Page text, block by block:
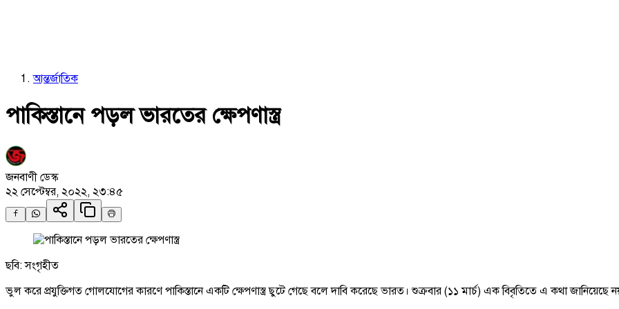
আন্তর্জাতিক
পাকিস্তানে পড়ল ভারতের ক্ষেপণাস্ত্র
জনবাণী ডেস্ক
২২ সেপ্টেম্বর, ২০২২, ২৩:৪৫
ছবি: সংগৃহীত
ভুল করে প্রযুক্তিগত গোলযোগের কারণে পাকিস্তানে একটি ক্ষেপণাস্ত্র ছুটে গেছে বলে দাবি করেছে ভারত। শুক্রবার (১১ মার্চ) এক বিবৃতিতে এ কথা জানিয়েছে